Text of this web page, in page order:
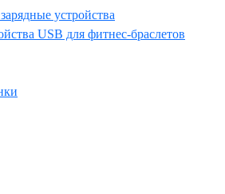
устройства
USB для фитнес-браслетов